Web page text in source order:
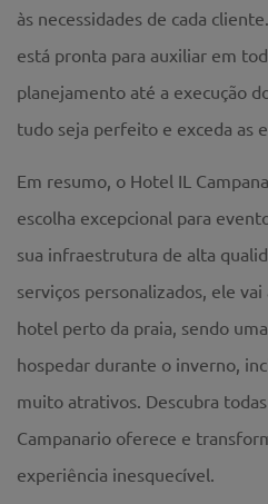
às necessidades de cada
está pronta para auxiliar em
planejamento até a execução
tudo seja perfeito e exceda as
Em resumo, o Hotel IL
escolha excepcional para
sua infraestrutura de alta
serviços personalizados, ele
hotel perto da praia, sendo
hospedar durante o inverno,
muito atrativos. Descubra
Campanario oferece e
experiência inesquecível.